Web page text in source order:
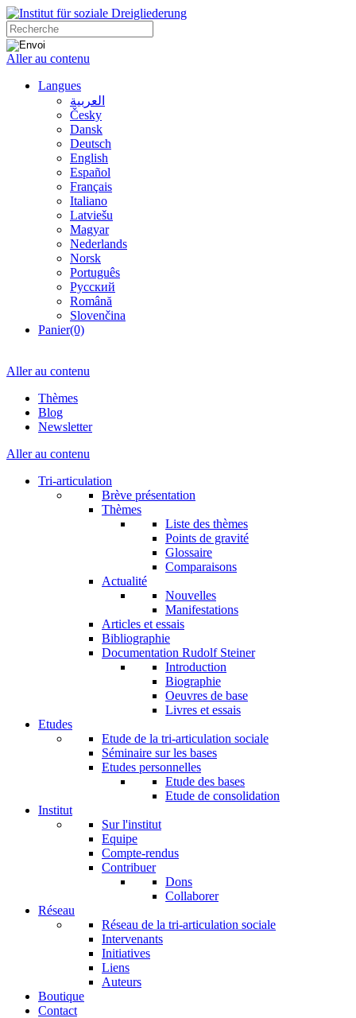
Aller au contenu
Langues
العربية
Česky
Dansk
Deutsch
English
Español
Français
Italiano
Latviešu
Magyar
Nederlands
Norsk
Português
Русский
Română
Slovenčina
Panier(0)
Aller au contenu
Thèmes
Blog
Newsletter
Aller au contenu
Tri-articulation
Brève présentation
Thèmes
Liste des thèmes
Points de gravité
Glossaire
Comparaisons
Actualité
Nouvelles
Manifestations
Articles et essais
Bibliographie
Documentation Rudolf Steiner
Introduction
Biographie
Oeuvres de base
Livres et essais
Etudes
Etude de la tri-articulation sociale
Séminaire sur les bases
Etudes personnelles
Etude des bases
Etude de consolidation
Institut
Sur l'institut
Equipe
Compte-rendus
Contribuer
Dons
Collaborer
Réseau
Réseau de la tri-articulation sociale
Intervenants
Initiatives
Liens
Auteurs
Boutique
Contact